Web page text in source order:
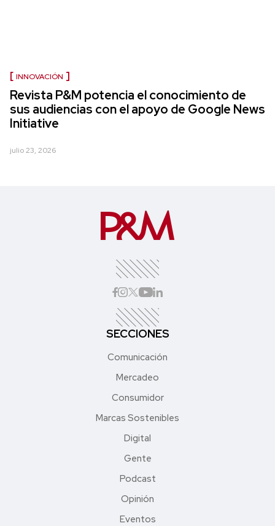
INNOVACIÓN
Revista P&M potencia el conocimiento de
sus audiencias con el apoyo de Google News
Initiative
julio 23, 2026
SECCIONES
Comunicación
Mercadeo
Consumidor
Marcas Sostenibles
Digital
Gente
Podcast
Opinión
Eventos